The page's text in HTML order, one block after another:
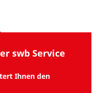
swb Service
Ihnen den